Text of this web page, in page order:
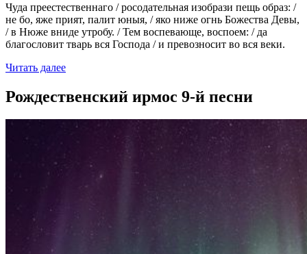
Чуда преестественнаго / росодательная изобрази пещь образ: /
не бо, яже прият, палит юныя, / яко ниже огнь Божества Девы,
/ в Нюже вниде утробу. / Тем воспевающе, воспоем: / да
благословит тварь вся Господа / и превозносит во вся веки.
Читать далее
Рождественский ирмос 9-й песни